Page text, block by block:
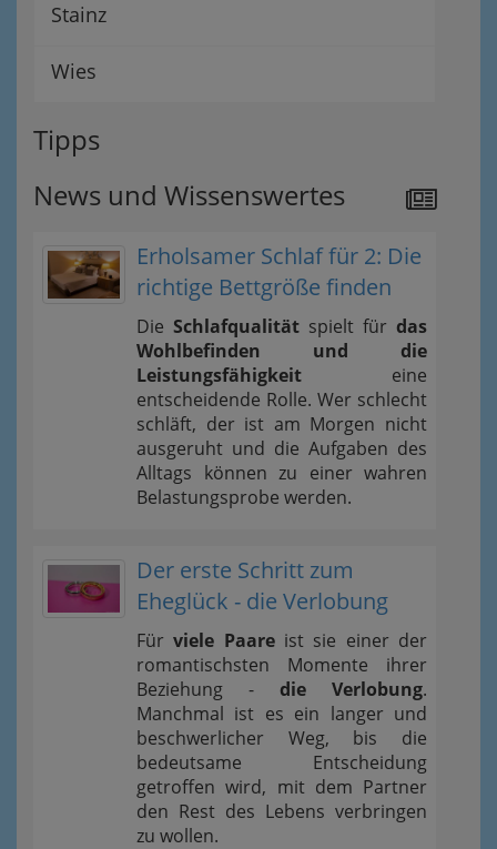
Stainz
Wies
Tipps
News und Wissenswertes
Erholsamer Schlaf für 2: Die
richtige Bettgröße finden
Die Schlafqualität spielt für das
Wohlbefinden und die
Leistungsfähigkeit eine
entscheidende Rolle. Wer schlecht
schläft, der ist am Morgen nicht
ausgeruht und die Aufgaben des
Alltags können zu einer wahren
Belastungsprobe werden.
Der erste Schritt zum
Eheglück - die Verlobung
Fürviele Paareist sie einer der
romantischsten Momente ihrer
Beziehung - die Verlobung.
Manchmal ist es ein langer und
beschwerlicher Weg, bis die
bedeutsame Entscheidung
getroffen wird, mit dem Partner
den Rest des Lebens verbringen
zu wollen.